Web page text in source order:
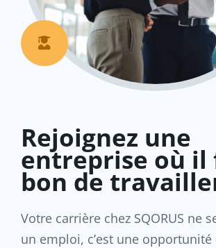
Rejoignez une
entreprise où il
bon de
Votre carrière chez SQORUS ne
un emploi, c’est une opportunité
